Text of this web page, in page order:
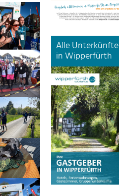
version
version
version
version
version
Alle Unterkünfte
in Wipperfürth